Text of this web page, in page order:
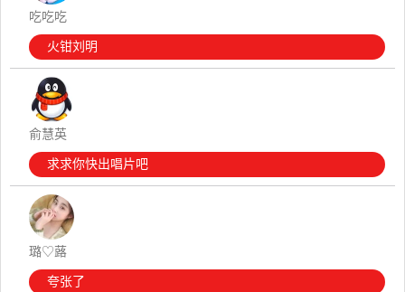
吃吃吃
火钳刘明
俞慧英
求求你快出唱片吧
璐♡蕗
夸张了